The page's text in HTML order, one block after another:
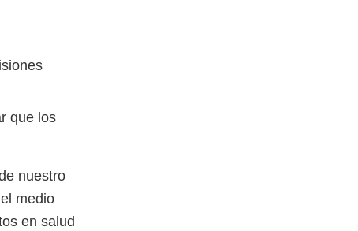
que los
nuestro
medio
en salud